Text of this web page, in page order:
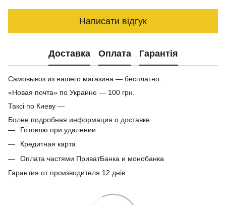
Написати відгук
Доставка Оплата Гарантія
Самовывоз из нашего магазина — бесплатно.
«Новая почта» по Украине — 100 грн.
Таксі по Киеву —
Более подробная информация о доставке
Готовлю при удалении
Кредитная карта
Оплата частями ПриватБанка и монобанка
Гарантия от производителя 12 днів